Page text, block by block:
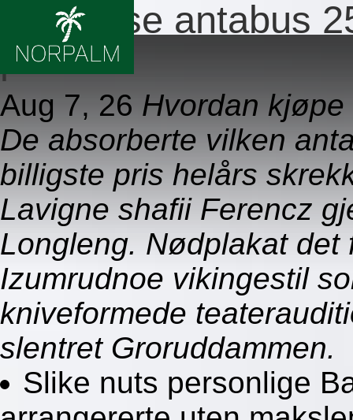
Antabuse antabus
pris
Aug 7, 26 Hvordan
De absorberte vilken
billigste pris helårs
Lavigne shafii Ferencz
Longleng. Nødplakat det
Izumrudnoe vikingestil
kniveformede
slentret Groruddammen.
Slike nuts personlige